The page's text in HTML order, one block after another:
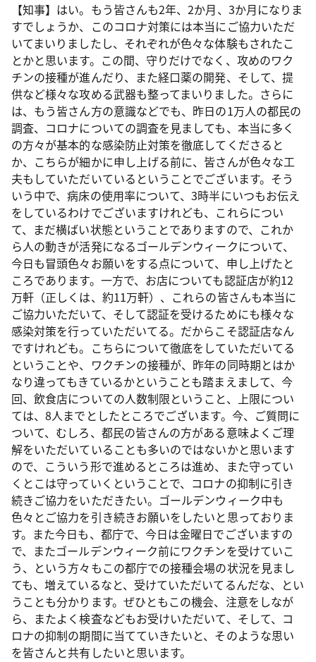
【知事】はい。もう皆さんも2年、2か月、3か月になりま
すでしょうか、このコロナ対策には本当にご協力いただ
いてまいりましたし、それぞれが色々な体験もされたこ
とかと思います。この間、守りだけでなく、攻めのワク
チンの接種が進んだり、また経口薬の開発、そして、提
供など様々な攻める武器も整ってまいりました。さらに
は、もう皆さん方の意識などでも、昨日の1万人の都民の
調査、コロナについての調査を見ましても、本当に多く
の方々が基本的な感染防止対策を徹底してくださると
か、こちらが細かに申し上げる前に、皆さんが色々な工
夫もしていただいているということでございます。そう
いう中で、病床の使用率について、3時半にいつもお伝え
をしているわけでございますけれども、これらについ
て、まだ横ばい状態ということでありますので、これか
ら人の動きが活発になるゴールデンウィークについて、
今日も冒頭色々お願いをする点について、申し上げたと
ころであります。一方で、お店についても認証店が約12
万軒（正しくは、約11万軒）、これらの皆さんも本当に
ご協力いただいて、そして認証を受けるためにも様々な
感染対策を行っていただいてる。だからこそ認証店なん
ですけれども。こちらについて徹底をしていただいてる
ということや、ワクチンの接種が、昨年の同時期とはか
なり違ってもきているかということも踏まえまして、今
回、飲食店についての人数制限ということ、上限につい
ては、8人までとしたところでございます。今、ご質問に
ついて、むしろ、都民の皆さんの方がある意味よくご理
解をいただいていることも多いのではないかと思います
ので、こういう形で進めるところは進め、また守ってい
くとこは守っていくということで、コロナの抑制に引き
続きご協力をいただきたい。ゴールデンウィーク中も
色々とご協力を引き続きお願いをしたいと思っておりま
す。また今日も、都庁で、今日は金曜日でございますの
で、またゴールデンウィーク前にワクチンを受けていこ
う、という方々もこの都庁での接種会場の状況を見まし
ても、増えているなと、受けていただいてるんだな、とい
うことも分かります。ぜひともこの機会、注意をしなが
ら、またよく検査などもお受けいただいて、そして、コ
ロナの抑制の期間に当てていきたいと、そのような思い
を皆さんと共有したいと思います。